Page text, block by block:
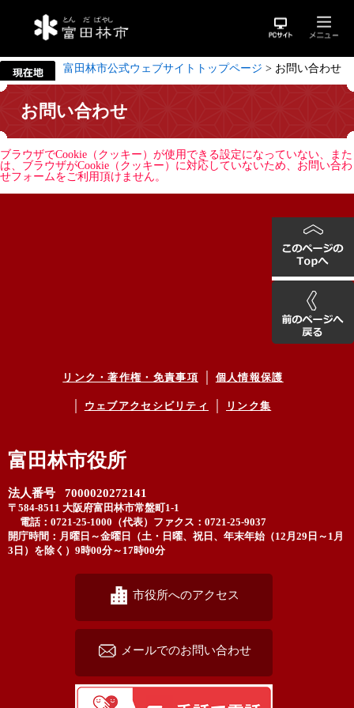
富田林市公式ウェブサイトトップページ > お問い合わせ
お問い合わせ
ブラウザでCookie（クッキー）が使用できる設定になっていない、また
は、ブラウザがCookie（クッキー）に対応していないため、お問い合わ
せフォームをご利用頂けません。
リンク・著作権・免責事項 個人情報保護
ウェブアクセシビリティ リンク集
富田林市役所
法人番号 7000020272141
〒584-8511 大阪府富田林市常盤町1-1
電話：0721-25-1000（代表） ファクス：0721-25-9037
開庁時間：月曜日～金曜日（土・日曜、祝日、年末年始（12月29日～1月
3日）を除く）9時00分～17時00分
市役所へのアクセス
メールでのお問い合わせ